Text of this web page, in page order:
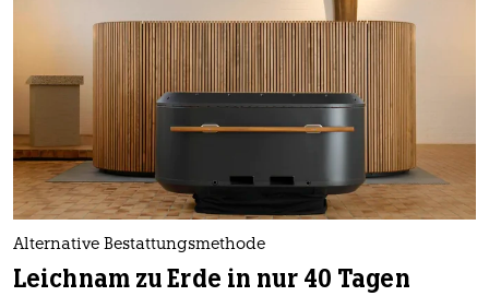
Alternative Bestattungsmethode
Leichnam zu Erde in nur 40 Tagen